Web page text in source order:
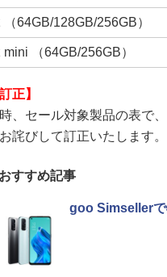
64GB/128GB/256GB）
（64GB/256GB）
正】
、セール対象製品の表で
詫びして訂正いたします。
すすめ記事
goo Simsellerで